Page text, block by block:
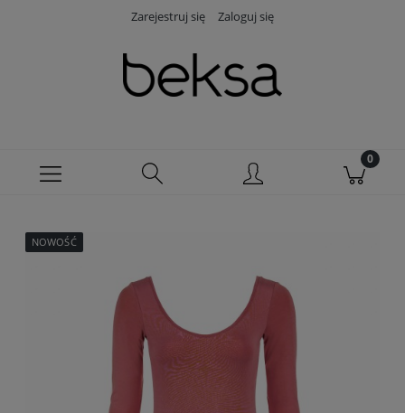
Zarejestruj się Zaloguj się
NOWOŚĆ